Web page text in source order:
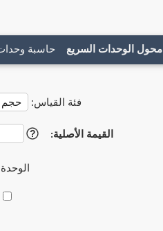
محول الوحدات السريع حاسبة
فئة القياس:
القيمة الأصلية: ?